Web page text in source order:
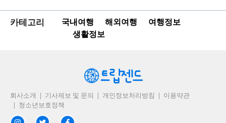
카테고리 국내여행 해외여행
여행정보
생활정보
회사소개 기사제보 및 문의 개인정보처리방침
이용약관
청소년보호정책